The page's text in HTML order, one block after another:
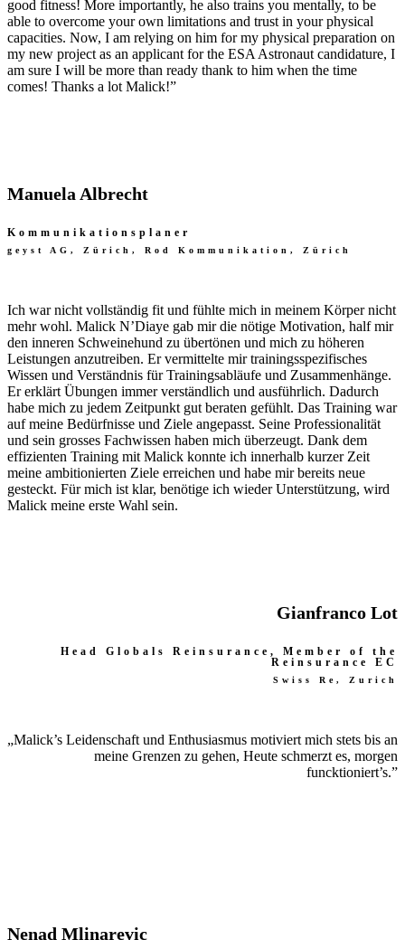
good fitness! More importantly, he also trains you mentally, to be
able to overcome your own limitations and trust in your physical
capacities. Now, I am relying on him for my physical preparation on
my new project as an applicant for the ESA Astronaut candidature, I
am sure I will be more than ready thank to him when the time
comes! Thanks a lot Malick!”
Manuela Albrecht
Kommunikationsplaner
geyst AG, Zürich, Rod Kommunikation, Zürich
Ich war nicht vollständig fit und fühlte mich in meinem Körper nicht
mehr wohl. Malick N’Diaye gab mir die nötige Motivation, half mir
den inneren Schweinehund zu übertönen und mich zu höheren
Leistungen anzutreiben. Er vermittelte mir trainingsspezifisches
Wissen und Verständnis für Trainingsabläufe und Zusammenhänge.
Er erklärt Übungen immer verständlich und ausführlich. Dadurch
habe mich zu jedem Zeitpunkt gut beraten gefühlt. Das Training war
auf meine Bedürfnisse und Ziele angepasst. Seine Professionalität
und sein grosses Fachwissen haben mich überzeugt. Dank dem
effizienten Training mit Malick konnte ich innerhalb kurzer Zeit
meine ambitionierten Ziele erreichen und habe mir bereits neue
gesteckt. Für mich ist klar, benötige ich wieder Unterstützung, wird
Malick meine erste Wahl sein.
Gianfranco Lot
Head Globals Reinsurance, Member of the
Reinsurance EC
Swiss Re, Zurich
„Malick’s Leidenschaft und Enthusiasmus motiviert mich stets bis an
meine Grenzen zu gehen, Heute schmerzt es, morgen
funcktioniert’s.”
Nenad Mlinarevic